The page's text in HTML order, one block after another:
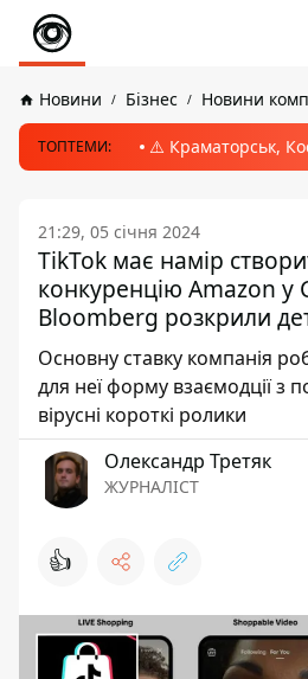
Новини Бізнес Новини
ТОПТЕМИ: ⚠️ Краматорськ,
21:29, 05 січня 2024
TikTok має намір
конкуренцію Amazon
Bloomberg розкрили
Основну ставку компанія
для неї форму взаємодції з
вірусні короткі ролики
Олександр Третяк
ЖУРНАЛІСТ
👍